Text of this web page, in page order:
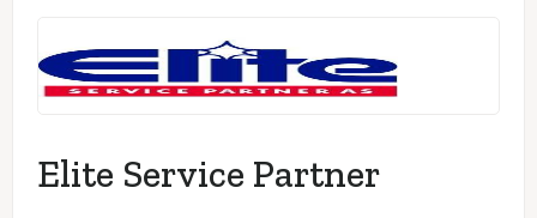
Elite Service Partner